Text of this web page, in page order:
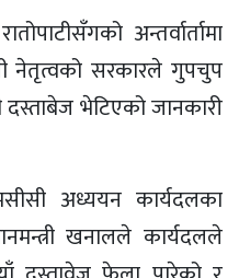
अन्तर्वार्तामा
नेतृत्वको सरकारले गुपचुप
भेटिएको जानकारी
अध्ययन कार्यदलका
खनालले कार्यदलले